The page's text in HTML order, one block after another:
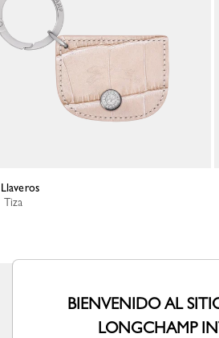
Llaveros
Tiza
BIENVENIDO AL
LONGCHAMP